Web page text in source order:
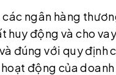
ngân hàng
huy động và cho
đúng với quy định
động của